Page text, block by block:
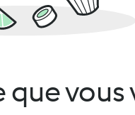
vous